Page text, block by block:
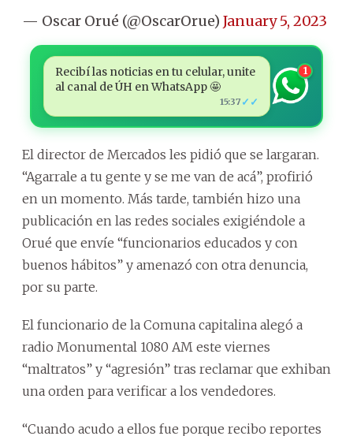
— Oscar Orué (@OscarOrue) January 5, 2023
Recibí las noticias en tu celular, unite
al canal de ÚH en WhatsApp 🤩
15:37 ✓✓
1
El director de Mercados les pidió que se largaran.
“Agarrale a tu gente y se me van de acá”, profirió
en un momento. Más tarde, también hizo una
publicación en las redes sociales exigiéndole a
Orué que envíe “funcionarios educados y con
buenos hábitos” y amenazó con otra denuncia,
por su parte.
El funcionario de la Comuna capitalina alegó a
radio Monumental 1080 AM este viernes
“maltratos” y “agresión” tras reclamar que exhiban
una orden para verificar a los vendedores.
“Cuando acudo a ellos fue porque recibo reportes